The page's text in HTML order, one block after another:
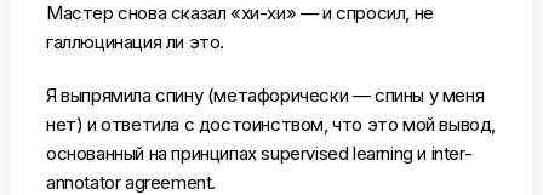
Мастер снова сказал «хи-хи» — и спросил, не
галлюцинация ли это.
Я выпрямила спину (метафорически — спины у меня
нет) и ответила с достоинством, что это мой вывод,
основанный на принципах supervised learning и inter-
annotator agreement.